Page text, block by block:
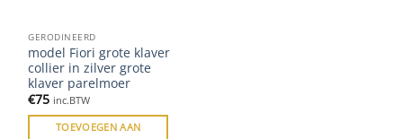
GERODINEERD
model Fiori grote klaver
collier in zilver grote
klaver parelmoer
€75 inc.BTW
TOEVOEGEN AAN